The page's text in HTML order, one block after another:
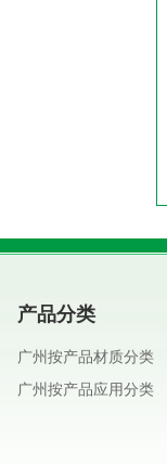
产品分类
广州按产品材质分类
广州按产品应用分类